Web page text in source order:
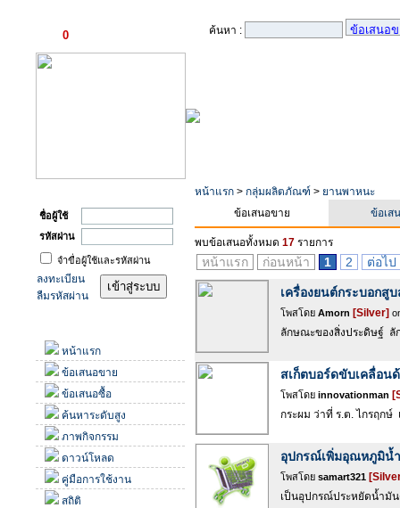
0
ค้นหา :
ชื่อผู้ใช้
รหัสผ่าน
จำขื่อผู้ใช้และรหัสผ่าน
ลงทะเบียน
ลืมรหัสผ่าน
หน้าแรก
ข้อเสนอขาย
ข้อเสนอซื้อ
ค้นหาระดับสูง
ภาพกิจกรรม
ดาวน์โหลด
คู่มือการใช้งาน
สถิติ
หน้าแรก > กลุ่มผลิตภัณฑ์ > ยานพาหนะ
ข้อเสนอขาย
ข้อเส
พบข้อเสนอทั้งหมด 17 รายการ
หน้าแรก ก่อนหน้า 1 2 ต่อไป
เครื่องยนต์กระบอกสูบ
โพสโดย Amorn [Silver]
ลักษณะของสิ่งประดิษฐ์ ลั
สเก็ตบอร์ดขับเคลื่อน
โพสโดย innovationman
กระผม ว่าที่ ร.ต. ไกรฤกษ์
อุปกรณ์เพิ่มอุณหภูมิน้ำ
โพสโดย samart321
เป็นอุปกรณ์ประหยัดน้ำมั